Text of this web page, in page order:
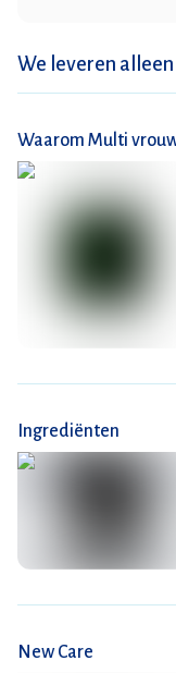
We leveren
Waarom Multi
Ingrediënten
New Care